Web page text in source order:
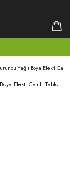
Yağlı Boya Efekti